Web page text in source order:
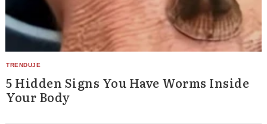
5 Hidden Signs You Have Worms Inside
Your Body